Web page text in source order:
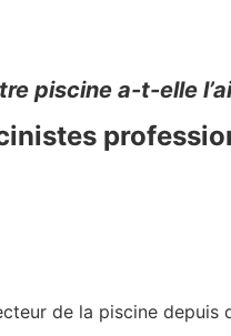
piscine a-t-elle
de la piscine depuis